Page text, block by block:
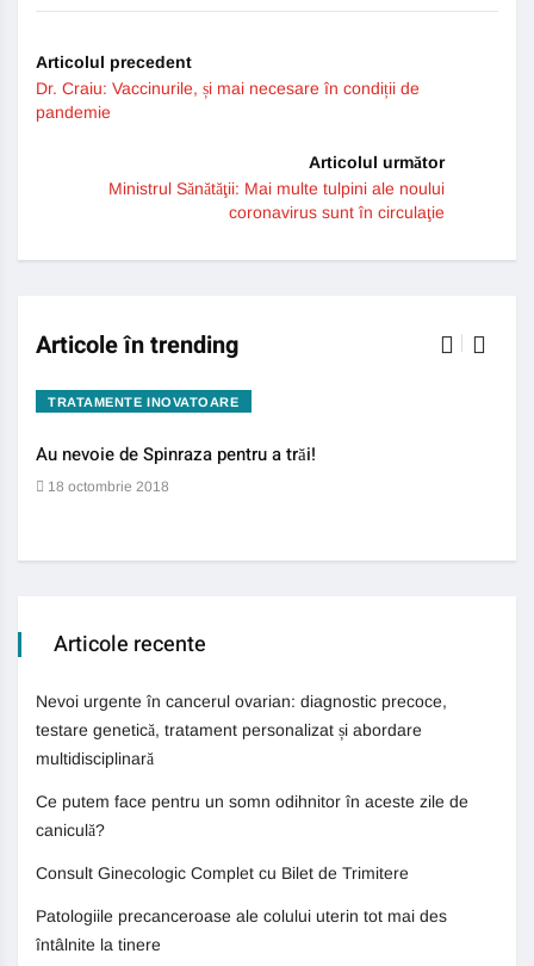
Articolul precedent
Dr. Craiu: Vaccinurile, și mai necesare în condiții de
pandemie
Articolul următor
Ministrul Sănătăţii: Mai multe tulpini ale noului
coronavirus sunt în circulaţie
Articole în trending
TRATAMENTE INOVATOARE
Au nevoie de Spinraza pentru a trăi!
18 octombrie 2018
Articole recente
Nevoi urgente în cancerul ovarian: diagnostic precoce,
testare genetică, tratament personalizat și abordare
multidisciplinară
Ce putem face pentru un somn odihnitor în aceste zile de
caniculă?
Consult Ginecologic Complet cu Bilet de Trimitere
Patologiile precanceroase ale colului uterin tot mai des
întâlnite la tinere